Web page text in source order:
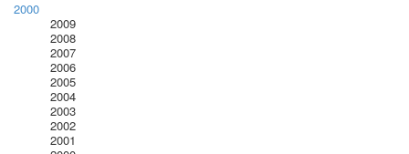
2000
2009
2008
2007
2006
2005
2004
2003
2002
2001